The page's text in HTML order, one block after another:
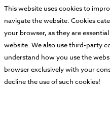
This website uses cookies to
navigate the website. Cookies
your browser, as they are
website. We also use third-party
understand how you use the
browser exclusively with your
decline the use of such cookies!